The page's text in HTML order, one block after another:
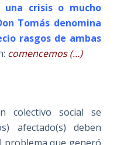
crisis o mucho
Tomás denomina
rasgos de ambas
comencemos (…)
colectivo social se
afectado(s) deben